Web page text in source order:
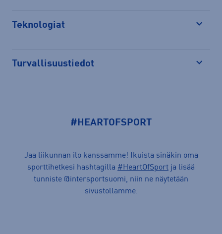
Teknologiat
Turvallisuustiedot
#HEARTOFSPORT
Jaa liikunnan ilo kanssamme! Ikuista sinäkin oma
sporttihetkesi hashtagilla #HeartOfSport ja lisää
tunniste @intersportsuomi, niin ne näytetään
sivustollamme.